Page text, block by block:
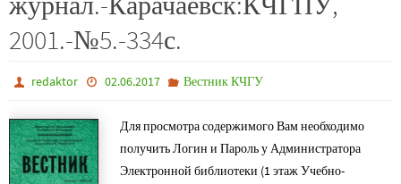
2001.-№5.-334с.
redaktor 02.06.2017 Вестник КЧГУ
Для просмотра содержимого Вам необходимо
получить Логин и Пароль у Администратора
Электронной библиотеки (1 этаж Учебно-